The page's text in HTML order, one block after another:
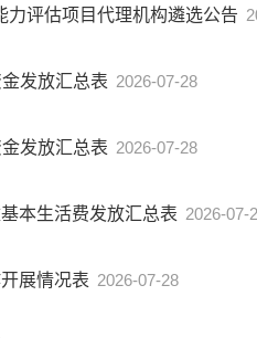
评估项目代理机构遴选公告
发放汇总表 2026-07-28
发放汇总表 2026-07-28
本生活费发放汇总表 2026-07-
展情况表 2026-07-28